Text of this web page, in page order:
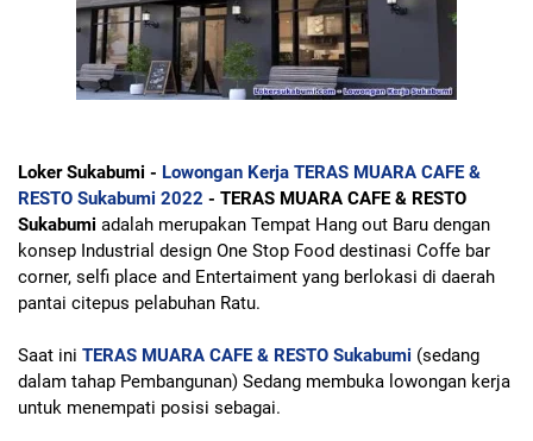
Loker Sukabumi - Lowongan Kerja TERAS MUARA CAFE &
RESTO Sukabumi 2022 - TERAS MUARA CAFE & RESTO
Sukabumi adalah merupakan Tempat Hang out Baru dengan
konsep Industrial design One Stop Food destinasi Coffe bar
corner, selfi place and Entertaiment yang berlokasi di daerah
pantai citepus pelabuhan Ratu.
Saat ini TERAS MUARA CAFE & RESTO Sukabumi (sedang
dalam tahap Pembangunan) Sedang membuka lowongan kerja
untuk menempati posisi sebagai.